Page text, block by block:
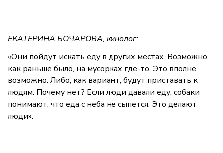
ЕКАТЕРИНА БОЧАРОВА, кинолог:
«Они пойдут искать еду в других местах. Возможно,
как раньше было, на мусорках где-то. Это вполне
возможно. Либо, как вариант, будут приставать к
людям. Почему нет? Если люди давали еду, собаки
понимают, что еда с неба не сыпется. Это делают
люди».